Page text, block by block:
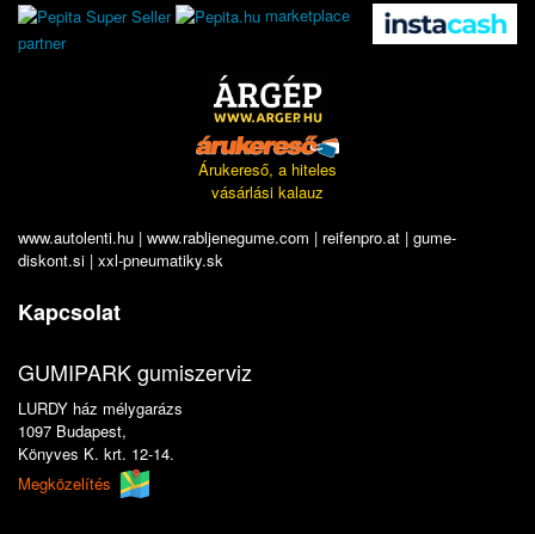
marketplace
partner
Árukereső, a hiteles
vásárlási kalauz
www.autolenti.hu | www.rabljenegume.com | reifenpro.at | gume-
diskont.si | xxl-pneumatiky.sk
Kapcsolat
GUMIPARK gumiszerviz
LURDY ház mélygarázs
1097 Budapest,
Könyves K. krt. 12-14.
Megközelítés